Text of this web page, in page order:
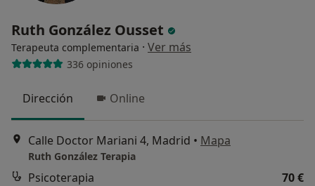
Ruth González Ousset
Terapeuta complementaria · Ver más
336 opiniones
Dirección Online
Calle Doctor Mariani 4, Madrid • Mapa
Ruth González Terapia
Psicoterapia
70 €